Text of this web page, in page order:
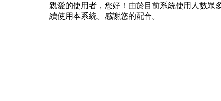
親愛的使用者，您好！由於目前系統使用人數眾
續使用本系統。感謝您的配合。